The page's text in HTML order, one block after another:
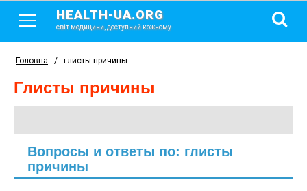
HEALTH-UA.ORG
світ медицини, доступний кожному
Головна / глисты причины
глисты причины
Вопросы и ответы по: глисты
причины